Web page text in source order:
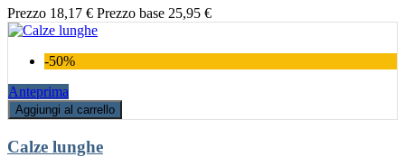
Prezzo 18,17 € Prezzo base 25,95 €
-50%
Anteprima
Aggiungi al carrello
Calze lunghe